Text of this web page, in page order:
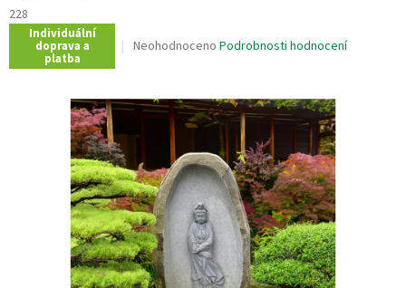
228
Individuální
doprava a
platba
Průměrné
je
0,0
z
hvězdiček.
Neohodnoceno Podrobnosti hodnocení